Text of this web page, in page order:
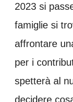
2023 si
famiglie si
affrontare
per i
spetterà al
decidere